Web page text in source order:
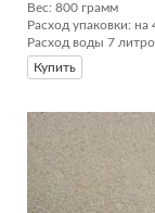
Вес: 800 грамм
Расход упаковки: на
Расход воды 7
Купить